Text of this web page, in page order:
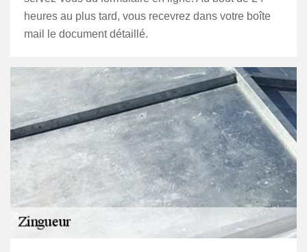
heures au plus tard, vous recevrez dans votre boîte
mail le document détaillé.